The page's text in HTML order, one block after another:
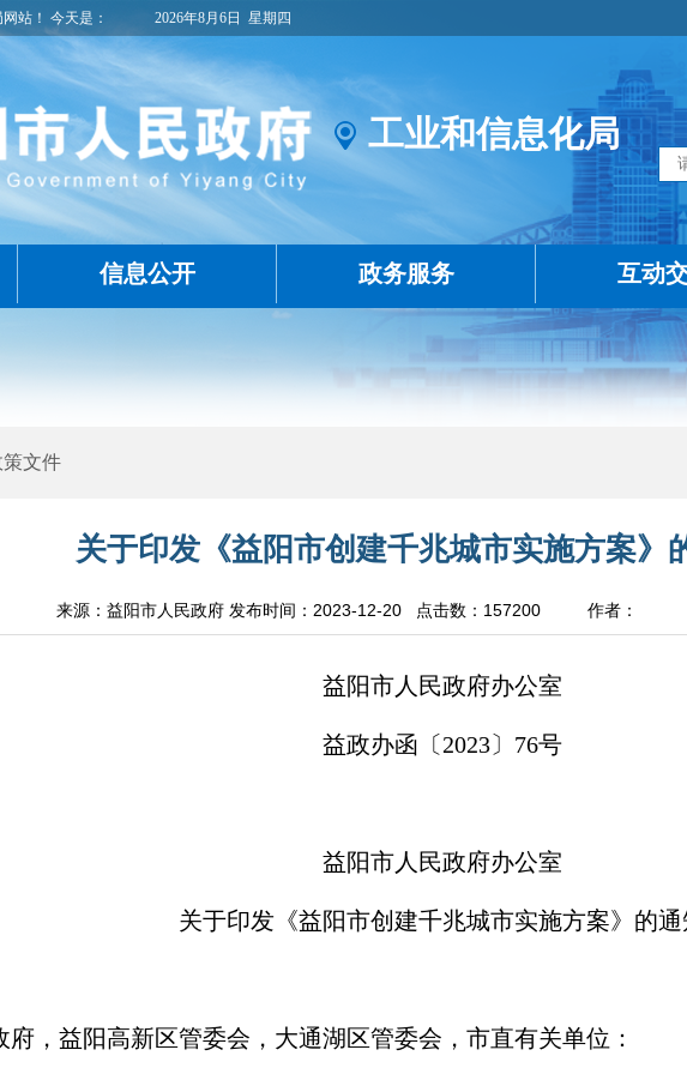
站！ 今天是： 2026年8月6日 星期四
工业和信息化局
信息公开 政务服务 互动
策文件
关于印发《益阳市创建千兆城市实施方案》
来源：益阳市人民政府 发布时间：2023-12-20 点击数： 157200 作者：
益阳市人民政府办公室
益政办函〔2023〕76号
益阳市人民政府办公室
关于印发《益阳市创建千兆城市实施方案》的通
府，益阳高新区管委会，大通湖区管委会，市直有关单位：